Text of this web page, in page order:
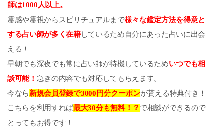
師は1000人以上。
霊感や霊視からスピリチュアルまで様々な鑑定方法を得意と
する占い師が多く在籍しているため自分にあった占いに出会
える！
早朝でも深夜でも常に占い師が待機しているためいつでも相
談可能！ 急ぎの内容でも対応してもらえます。
今なら新規会員登録で3000円分クーポンが貰える特典付き！
こちらを利用すれば最大30分も無料！？ で相談ができるので
とってもお得です！